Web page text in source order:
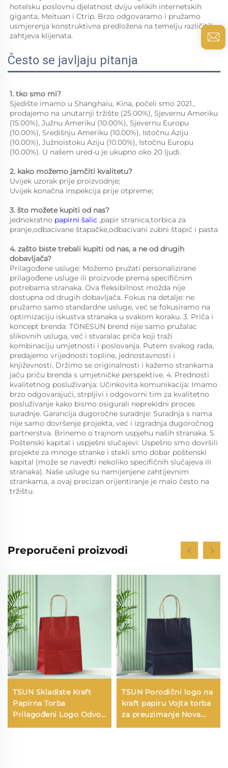
hotelsku poslovnu djelatnost dviju velikih internetskih
giganta, Meituan i Ctrip. Brzo odgovaramo i pružamo
usmjerenja konstruktivna predložena na temelju različitih
zahtjeva klijenata.
Često se javljaju pitanja
1. tko smo mi?
Sjedište imamo u Shanghaiu, Kina, počeli smo 2021.,
prodajemo na unutarnji tržište (25.00%), Sjevernu Ameriku
(15.00%), Južnu Ameriku (10.00%), Sjevernu Europu
(10.00%), Središnju Ameriku (10.00%), Istočnu Aziju
(10.00%), Južnoistoku Aziju (10.00%), Istočnu Europu
(10.00%). U našem ured-u je ukupno oko 20 ljudi.
2. kako možemo jamčiti kvalitetu?
Uvijek uzorak prije proizvodnje;
Uvijek konačna inspekcija prije otpreme;
3. što možete kupiti od nas?
jednokratno papirni šalic ,papir stranica,torbica za
4. zašto biste trebali kupiti od nas, a ne od drugih
dobavljača?
Prilagođene usluge: Možemo pružati personalizirane
prilagođene usluge ili proizvode prema specifičnim
potrebama stranaka. Ova fleksibilnost možda nije
dostupna od drugih dobavljača. Fokus na detalje: ne
pružamo samo standardne usluge, već se fokusiramo na
optimizaciju iskustva stranaka u svakom koraku. 3. Priča i
koncept brenda: TONESUN brend nije samo pružalac
slikovnih usluga, već i stvaralac priča koji traži
kombinaciju umjetnosti i poslovanja. Putem svakog rada,
predajemo vrijednosti topline, jednostavnosti i
književnosti. Držimo se originalnosti i kažemo strankama
jaču priču brenda s umjetničke perspektive. 4. Prednosti
kvalitetnog posluživanja: Učinkovita komunikacija: Imamo
brzo odgovarajući, strpljivi i odgovorni tim za kvalitetno
posluživanje kako bismo osigurali neprekidni proces
suradnje. Garancija dugoročne suradnje: Suradnja s nama
nije samo dovršenje projekta, već i izgradnja dugoročnog
partnerstva. Brinemo o trajnom uspjehu naših stranaka. 5.
Poštenski kapital i uspješni slučajevi: Uspešno smo dovršili
projekte za mnoge stranke i stekli smo dobar poštenski
kapital (može se navedti nekoliko specifičnih slučajeva ili
stranaka). Naše usluge su namijenjene zahtijevnim
strankama, a ovaj precizan orijentiranje je malo često na
tržištu.
Preporučeni proizvodi
TSUN Skladiste Kraft
Papirna Torba
Prilagođeni Logo Odvoz
i Nova Godina/Božić
TSUN Porodični logo na
kraft papiru Vojta torba
za preuzimanje Nova
godina/Božić Hrana za